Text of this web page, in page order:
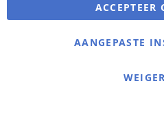
Warmerdam Revalidatie
Informatie
ACCEPTEER
AANGEPASTE